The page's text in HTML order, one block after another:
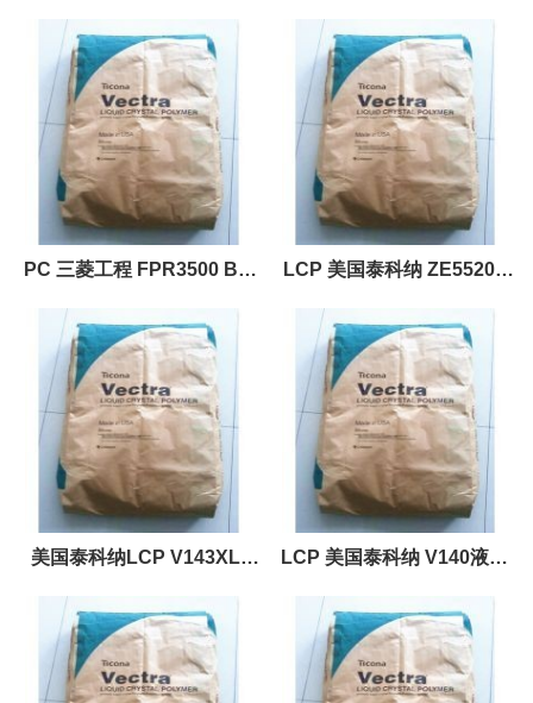
聚丙烯树脂 价格优惠 油墨树
脂
黑色. 金色 深灰. 白色 蓝色.
黄色的
PC 三菱工程 FPR3500 BK LCP 美国泰科纳 ZE55205
美国泰科纳LCP V143XL-
BLACK原料
LCP 美国泰科纳 V140液晶